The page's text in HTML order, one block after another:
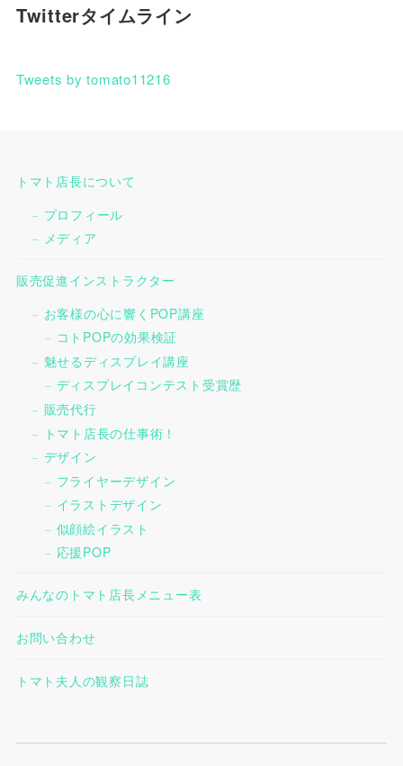
Twitterタイムライン
Tweets by tomato11216
トマト店長について
プロフィール
メディア
販売促進インストラクター
お客様の心に響くPOP講座
コトPOPの効果検証
魅せるディスプレイ講座
ディスプレイコンテスト受賞歴
販売代行
トマト店長の仕事術！
デザイン
フライヤーデザイン
イラストデザイン
似顔絵イラスト
応援POP
みんなのトマト店長メニュー表
お問い合わせ
トマト夫人の観察日誌